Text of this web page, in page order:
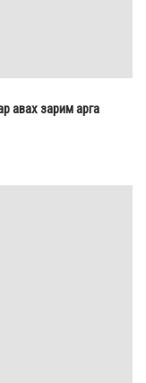
авах зарим арга